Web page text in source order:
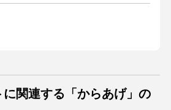
に関連する「からあげ」の